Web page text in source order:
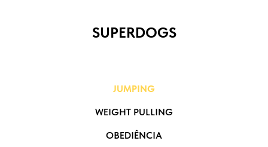
SUPERDOGS
JUMPING
WEIGHT PULLING
OBEDIÊNCIA